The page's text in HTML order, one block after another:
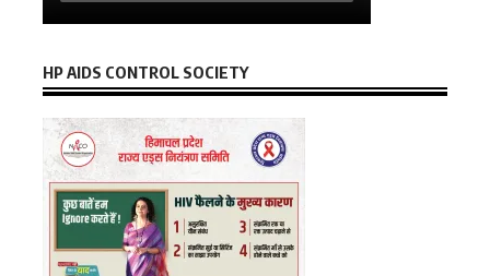
HP AIDS CONTROL SOCIETY